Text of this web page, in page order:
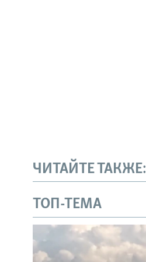
ЧИТАЙТЕ ТАКЖЕ:
ТОП-ТЕМА